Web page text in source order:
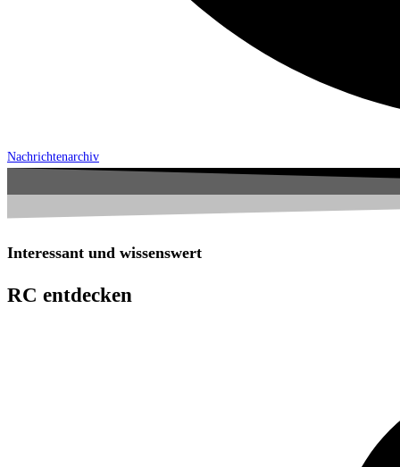
Nachrichtenarchiv
Interessant und wissenswert
RC entdecken